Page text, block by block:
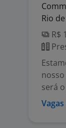
Rio
R$
será